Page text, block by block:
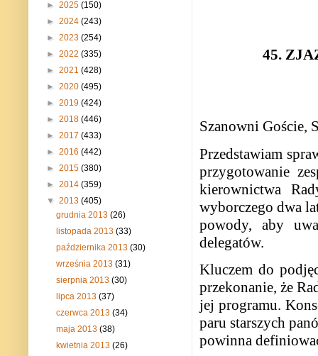
45.
Szanowni Goście,
Przedstawiam
przygotowanie
kierownictwa
wyborczego dwa
powody, aby
delegatów.
Kluczem do
przekonanie, że
jej programu.
paru starszych
powinna
► 2025 (150)
► 2024 (243)
► 2023 (254)
► 2022 (335)
► 2021 (428)
► 2020 (495)
► 2019 (424)
► 2018 (446)
► 2017 (433)
► 2016 (442)
► 2015 (380)
► 2014 (359)
▼ 2013 (405)
grudnia 2013(26)
listopada 2013(33)
października 2013(30)
września 2013(31)
sierpnia 2013(30)
lipca 2013(37)
czerwca 2013(34)
maja 2013(38)
kwietnia 2013(26)